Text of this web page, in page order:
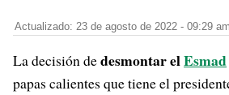
Actualizado: 23 de agosto de 2022 - 09:29 am
La decisión dedesmontar elEsmad
papas calientes que tiene el